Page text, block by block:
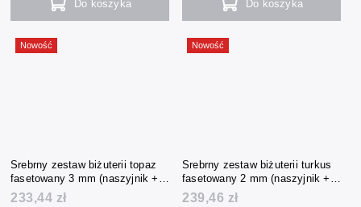
Do koszyka Do koszyka
Nowość
Srebrny zestaw biżuterii topaz
fasetowany 3 mm (naszyjnik +
bransoletka + kolczyki)
233,44 zł
Nowość
Srebrny zestaw biżuterii turkus
fasetowany 2 mm (naszyjnik +
bransoletka + kolczyki)
239,46 zł